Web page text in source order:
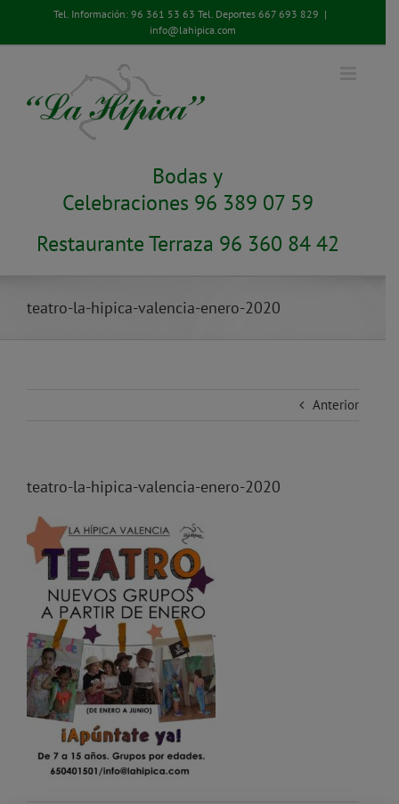
contenido
Tel. Información: 96 361 53 63 Tel. Deportes 667 693 829 |
info@lahipica.com
Bodas y
Celebraciones 96 389 07 59
Restaurante Terraza 96 360 84 42
teatro-la-hipica-valencia-enero-2020
Anterior
teatro-la-hipica-valencia-enero-2020